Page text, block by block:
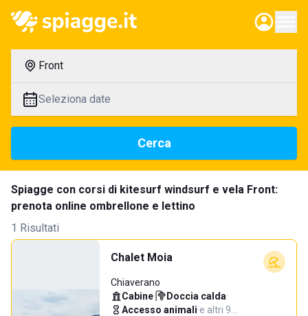
Front
Seleziona date
Cerca
Spiagge con corsi di kitesurf windsurf e vela Front:
prenota online ombrellone e lettino
1 Risultati
Chalet Moia
Chiaverano
Cabine· Doccia calda·
Accesso animali·e altri 9…